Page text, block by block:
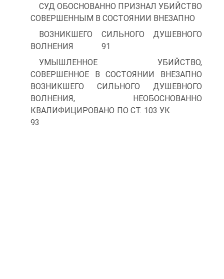
СУД ОБОСНОВАННО ПРИЗНАЛ УБИЙСТВО
СОВЕРШЕННЫМ В СОСТОЯНИИ ВНЕЗАПНО
ВОЗНИКШЕГО СИЛЬНОГО ДУШЕВНОГО
ВОЛНЕНИЯ 91
УМЫШЛЕННОЕ УБИЙСТВО,
СОВЕРШЕННОЕ В СОСТОЯНИИ ВНЕЗАПНО
ВОЗНИКШЕГО СИЛЬНОГО ДУШЕВНОГО
ВОЛНЕНИЯ, НЕОБОСНОВАННО
КВАЛИФИЦИРОВАНО ПО СТ. 103 УК
93